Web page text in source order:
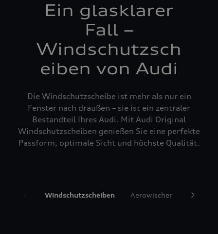
Ein glasklarer
Fall –
Windschutzsch
eiben von Audi
Die Windschutzscheibe ist mehr als nur ein
Fenster nach draußen – sie ist ein zentraler
Bestandteil Ihres Audi. Mit Audi Original
Windschutzscheiben genießen Sie eine perfekte
Passform, optimale Sicht und höchste Qualität.
Windschutzscheiben Aerowischer